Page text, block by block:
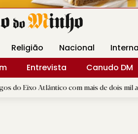
DM Livraria DM
Religião Nacional
Entrevista
Canudo DM
com mais de dois mil atletas |